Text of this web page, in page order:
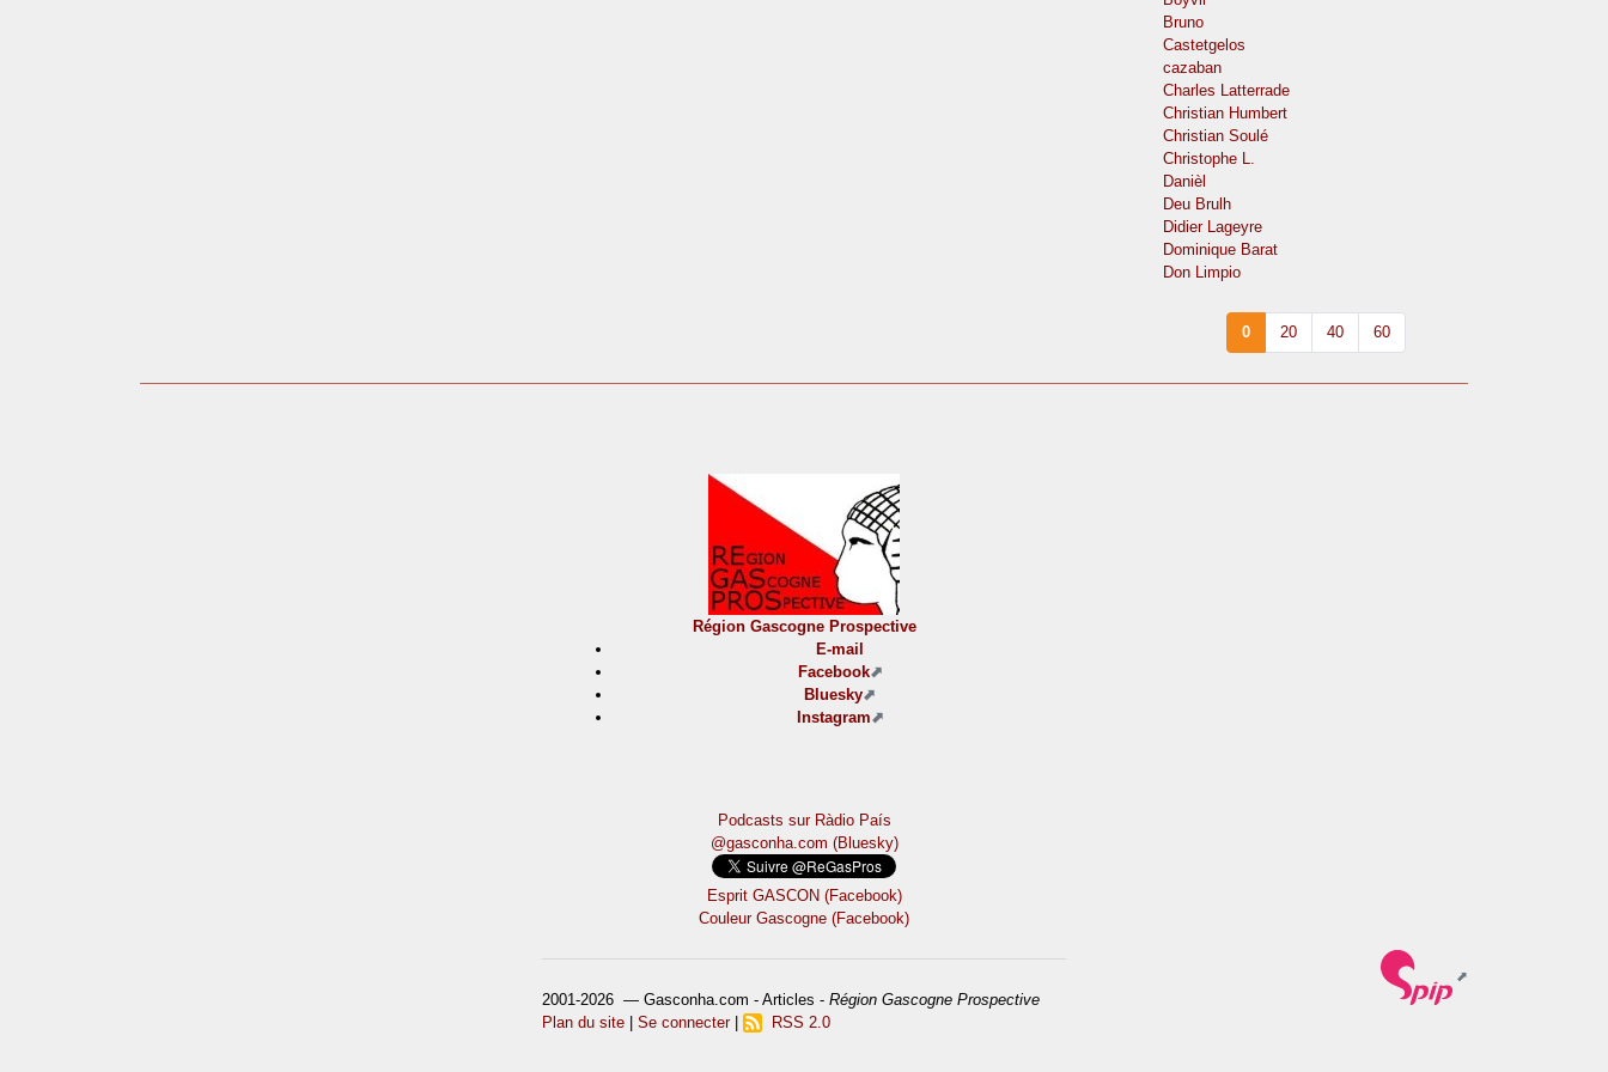
Bruno
Castetgelos
cazaban
Charles Latterrade
Christian Humbert
Christian Soulé
Christophe L.
Danièl
Deu Brulh
Didier Lageyre
Dominique Barat
Don Limpio
0 20 40 60
Région Gascogne Prospective
E-mail
Facebook
Bluesky
Instagram
Podcasts sur Ràdio País
@gasconha.com (Bluesky)
Esprit GASCON (Facebook)
Couleur Gascogne (Facebook)
2001-2026 — Gasconha.com - Articles - Région Gascogne Prospective
Plan du site
Se connecter| RSS 2.0